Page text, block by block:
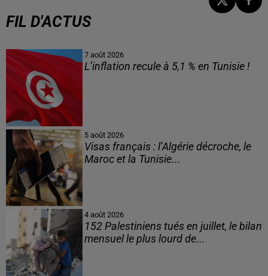
FIL D'ACTUS
7 août 2026
L’inflation recule à 5,1 % en Tunisie !
5 août 2026
Visas français : l’Algérie décroche, le
Maroc et la Tunisie...
4 août 2026
152 Palestiniens tués en juillet, le bilan
mensuel le plus lourd de...